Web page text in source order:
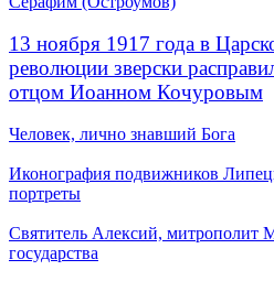
13 ноября 1917 года в
революции зверски
отцом Иоанном Кочуровым
Человек, лично знавший Бога
Иконография подвижников
портреты
Святитель Алексий, митрополит
государства